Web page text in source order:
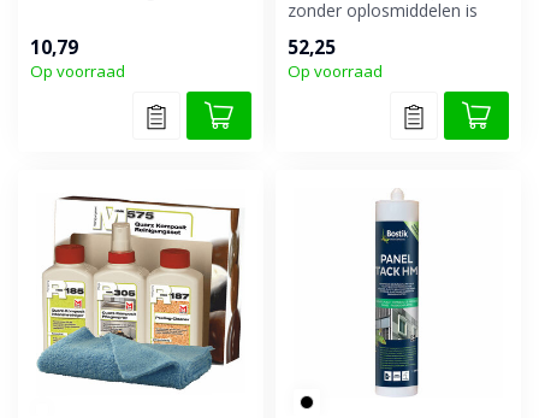
10,79
Op voorraad
zonder oplosmiddelen is
impregneermiddel z...
52,25
Op voorraad